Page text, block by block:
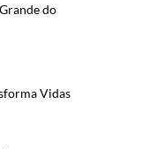
do
Vidas